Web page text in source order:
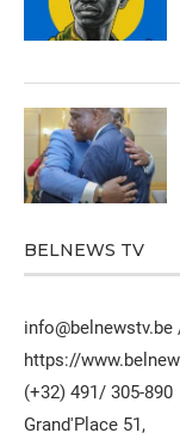
BELNEWS TV
info@belnewstv.be
https://
(+32) 491/ 305-890
Grand'Place 51,